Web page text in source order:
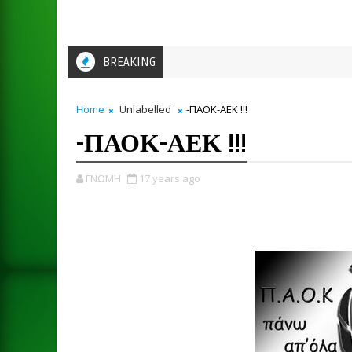
BREAKING
Home Unlabelled -ΠΑΟΚ-ΑΕΚ !!!
-ΠΑΟΚ-ΑΕΚ !!!
ΓΝΩΜΗ 17 years ago